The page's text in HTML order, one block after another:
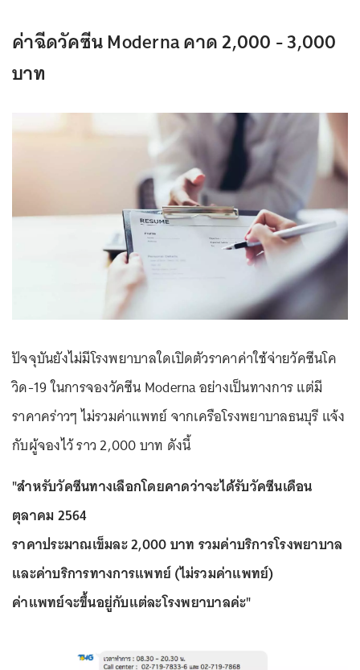
ค่าฉีดวัคซีน Moderna คาด 2,000 - 3,000
บาท
ปัจจุบันยังไม่มีโรงพยาบาลใดเปิดตัวราคาค่าใช้จ่ายวัคซีนโค
วิด-19 ในการจองวัคซีน Moderna อย่างเป็นทางการ แต่มี
ราคาคร่าวๆ ไม่รวมค่าแพทย์ จากเครือโรงพยาบาลธนบุรี แจ้ง
กับผู้จองไว้ ราว 2,000 บาท ดังนี้
"สำหรับวัคซีนทางเลือกโดยคาดว่าจะได้รับวัคซีนเดือน
ตุลาคม 2564
ราคาประมาณเข็มละ 2,000 บาท รวมค่าบริการโรงพยาบาล
และค่าบริการทางการแพทย์ (ไม่รวมค่าแพทย์)
ค่าแพทย์จะขึ้นอยู่กับแต่ละโรงพยาบาลค่ะ"